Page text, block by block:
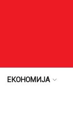
ЕКОНОМИЈА